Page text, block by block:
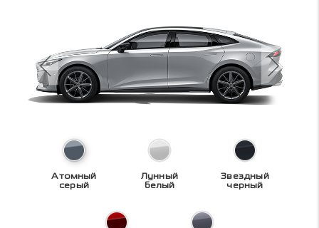
Атомный
серый
Лунный
белый
Звездный
черный